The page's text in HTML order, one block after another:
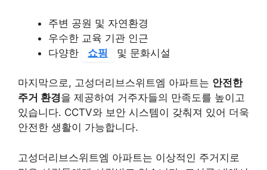
주변 공원 및 자연환경
우수한 교육 기관 인근
다양한
쇼핑 및 문화시설
마지막으로, 고성더리브스위트엠 아파트는 안전한
주거 환경을 제공하여 거주자들의 만족도를 높이고
있습니다. CCTV와 보안 시스템이 갖춰져 있어 더욱
안전한 생활이 가능합니다.
고성더리브스위트엠 아파트는 이상적인 주거지로